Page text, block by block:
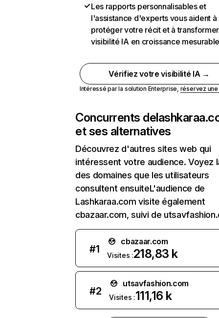
Les rapports personnalisables et
l'assistance d'experts vous aident à
protéger votre récit et à
visibilité IA en croissance
Vérifiez votre visibilité IA →
Intéressé par la solution Enterprise, réservez
Concurrents de
et ses alternatives
Découvrez d'autres sites web qui
intéressent votre audience. Voyez
des domaines que les utilisateurs
consultent ensuiteL'audience de
Lashkaraa.com visite également
cbazaar.com, suivi de
#1
cbazaar.com
Visites :218,83 k
#2
utsavfashion.com
Visites :111,16 k